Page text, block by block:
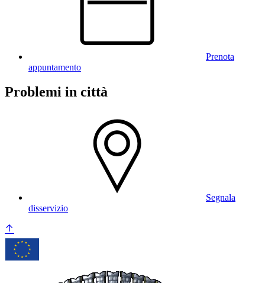
Prenota
appuntamento
Problemi in città
Segnala
disservizio